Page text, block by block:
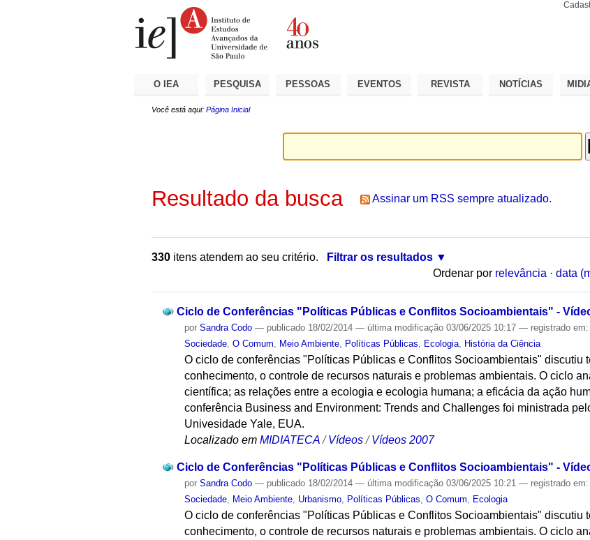
O IEA PESQUISA PESSOAS EVENTOS REVISTA NOTÍCIAS
Você está aqui: Página Inicial
Resultado da busca Assinar um RSS sempre atualizado.
330 itens atendem ao seu critério.
Filtrar os resultados
Ordenar por relevância · data
Ciclo de Conferências "Políticas Públicas e Conflitos Socioambientais" -
porSandra Codo — publicado 18/02/2014— última modificação 03/06/2025 10:17— registrado
Sociedade ,O Comum Meio Ambiente Políticas Públicas Ecologia História da Ciência
O ciclo de conferências "Políticas Públicas e Conflitos Socioambientais" discutiu
conhecimento, o controle de recursos naturais e problemas ambientais. O ciclo
científica; as relações entre a ecologia e ecologia humana; a eficácia da ação
conferência Business and Environment: Trends and Challenges foi ministrada
Univesidade Yale, EUA.
Localizado em MIDIATECA /Vídeos /Vídeos 2007
Ciclo de Conferências "Políticas Públicas e Conflitos Socioambientais" -
porSandra Codo — publicado 18/02/2014— última modificação 03/06/2025 10:21— registrado
Sociedade Meio Ambiente Urbanismo Políticas Públicas ,O Comum Ecologia
O ciclo de conferências "Políticas Públicas e Conflitos Socioambientais" discutiu
conhecimento, o controle de recursos naturais e problemas ambientais. O ciclo